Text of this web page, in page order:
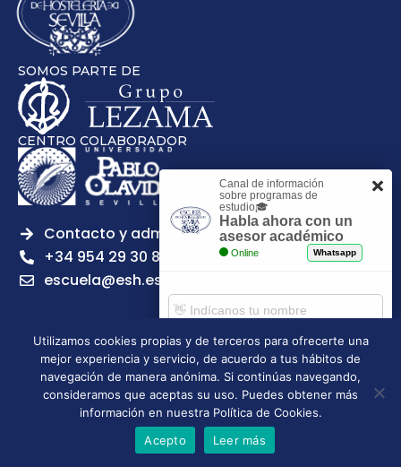
SOMOS PARTE DE
CENTRO COLABORADOR
Contacto y admisiones
+34 954 29 30 81
escuela@esh.es
Legal notice Privacy Policy
Cookies Policy
Escuela Superior de Hostelería de Sevilla | 2026 | Todos los
derechos reservados
Utilizamos cookies propias y de terceros para ofrecerte una
mejor experiencia y servicio, de acuerdo a tus hábitos de
navegación de manera anónima. Si continúas navegando,
consideramos que aceptas su uso. Puedes obtener más
información en nuestra Política de Cookies.
Acepto
Leer más
Canal de información
sobre programas de
estudio🎓
Habla ahora con un
asesor académico
Online Whatsapp
Comenzar chat